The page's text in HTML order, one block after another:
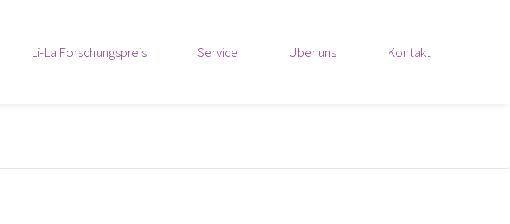
Li-La Forschungspreis Service Über uns Kontakt